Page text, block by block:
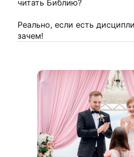
читать Библию?
Реально, если есть
зачем!